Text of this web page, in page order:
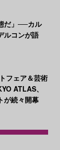
だ」──カル
ルコンが語
フェア＆芸術
ATLAS、
が続々開幕